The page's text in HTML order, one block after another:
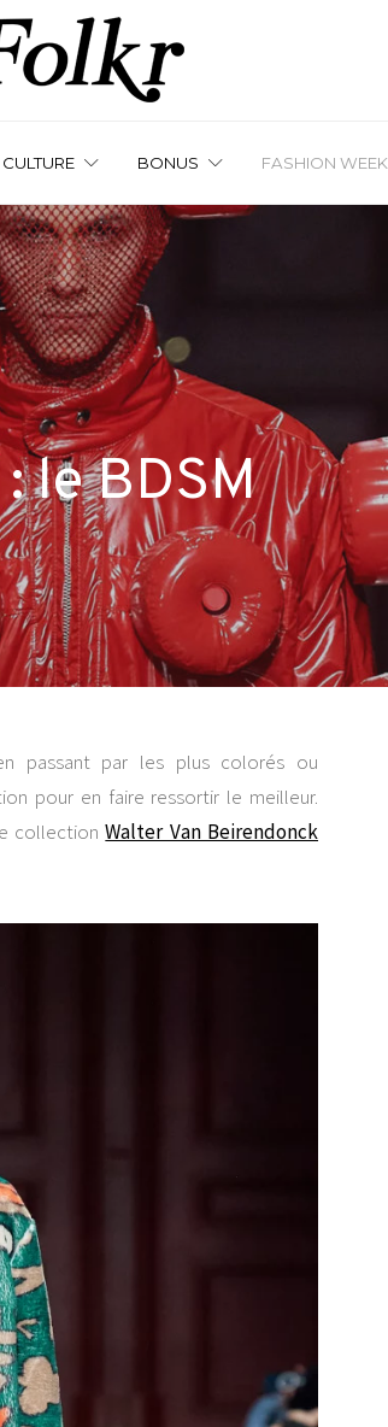
CULTURE BONUS FASHION WEEK
le BDSM
passant par les plus colorés ou
pour en faire ressortir le meilleur.
collectionWalter Van Beirendonck